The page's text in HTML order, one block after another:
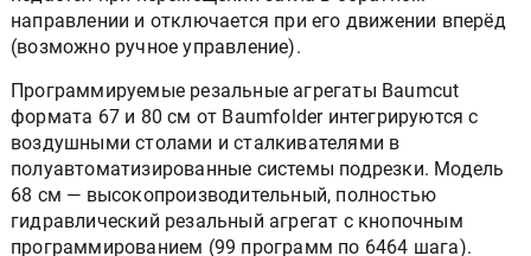
направлении и отключается при его движении вперёд
(возможно ручное управление).
Программируемые резальные агрегаты Baumcut
формата 67 и 80 см от Baumfolder интегрируются с
воздушными столами и сталкивателями в
полуавтоматизированные системы подрезки. Модель
68 см — высокопроизводительный, полностью
гидравлический резальный агрегат с кнопочным
программированием (99 программ по 6464 шага).